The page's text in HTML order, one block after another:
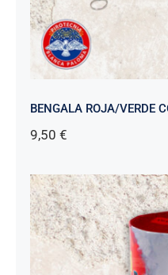
BENGALA ROJA/VERDE
9,50 €